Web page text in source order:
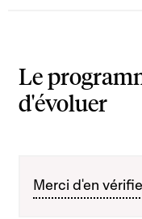
Le
d'évoluer
Merci d'en